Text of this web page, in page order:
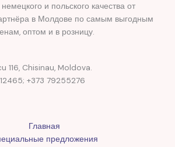
и польского качества от
в Молдове по самым выгодным
оптом и в розницу.
116, Chisinau, Moldova.
+373 79255276
Главная
предложения